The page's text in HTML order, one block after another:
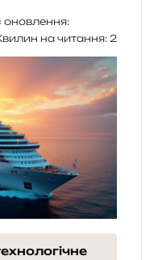
оновлення:
на читання: 2